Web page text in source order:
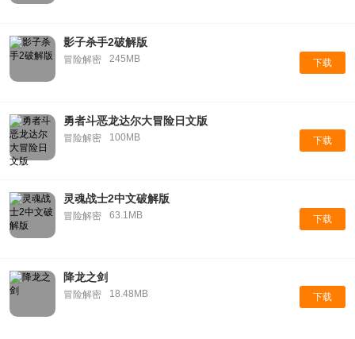
影子杀手2破解版
冒险解密 245MB 下载
勇者斗恶龙达尔大冒险日文版
冒险解密 100MB 下载
灵魂战士2中文破解版
冒险解密 63.1MB 下载
降龙之剑
冒险解密 18.48MB 下载